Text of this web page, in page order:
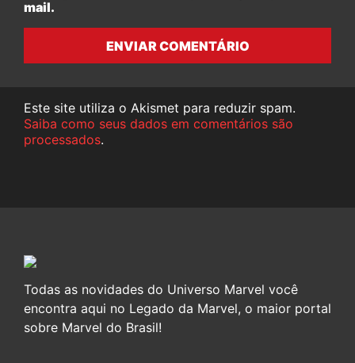
mail.
ENVIAR COMENTÁRIO
Este site utiliza o Akismet para reduzir spam.
Saiba como seus dados em comentários são
processados.
Todas as novidades do Universo Marvel você
encontra aqui no Legado da Marvel, o maior portal
sobre Marvel do Brasil!